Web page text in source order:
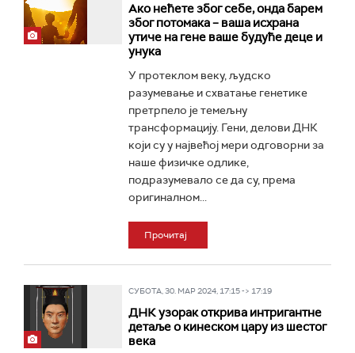
Ако нећете због себе, онда барем
због потомака – ваша исхрана
утиче на гене ваше будуће деце и
унука
У протеклом веку, људско
разумевање и схватање генетике
претрпело је темељну
трансформацију. Гени, делови ДНК
који су у највећој мери одговорни за
наше физичке одлике,
подразумевало се да су, према
оригиналном...
Прочитај
СУБОТА, 30. МАР 2024, 17:15 -> 17:19
ДНК узорак открива интригантне
детаље о кинеском цару из шестог
века